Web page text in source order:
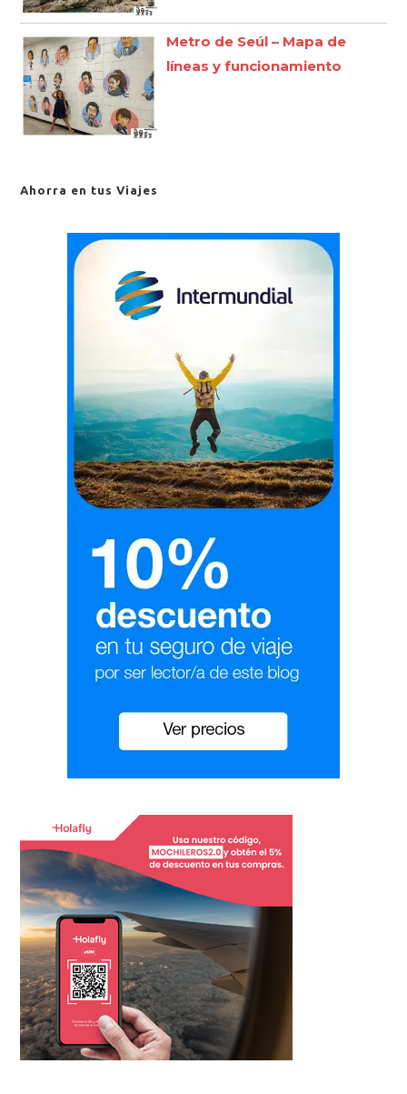
Metro de Seúl – Mapa de
líneas y funcionamiento
Ahorra en tus Viajes